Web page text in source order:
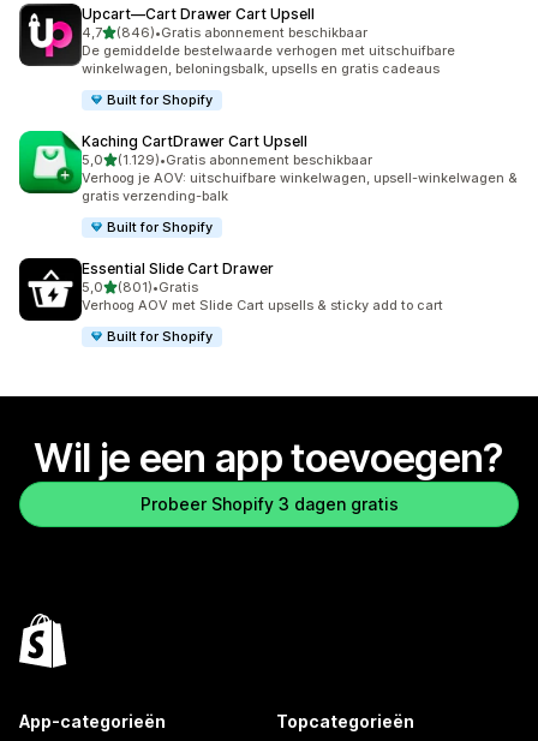
Upcart—Cart Drawer Cart Upsell
4,7van 5 sterren
(846)
846 recensies in totaal
•Gratis abonnement beschikbaar
De gemiddelde bestelwaarde verhogen met uitschuifbare
winkelwagen, beloningsbalk, upsells en gratis cadeaus
Built for Shopify
Kaching CartDrawer Cart Upsell
5,0van 5 sterren
(1.129)
1129 recensies in totaal
•Gratis abonnement beschikbaar
Verhoog je AOV: uitschuifbare winkelwagen, upsell-winkelwagen &
gratis verzending-balk
Built for Shopify
Essential Slide Cart Drawer
5,0van 5 sterren
(801)
801 recensies in totaal
•Gratis
Verhoog AOV met Slide Cart upsells & sticky add to cart
Built for Shopify
Wil je een app toevoegen?
Probeer Shopify 3 dagen gratis
App-categorieën Topcategorieën